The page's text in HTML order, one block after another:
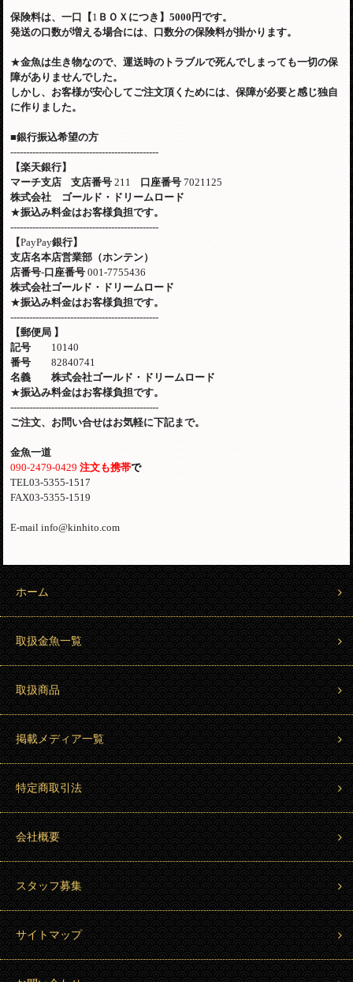
保険料は、一口【1 ＢＯＸにつき】5000 円です。
発送の口数が増える場合には、口数分の保険料が掛かります。
★金魚は生き物なので、運送時のトラブルで死んでしまっても一切の保
障がありませんでした。
しかし、お客様が安心してご注文頂くためには、保障が必要と感じ独自
に作りました。
■銀行振込希望の方
-----------------------------------------------
【楽天銀行】
マーチ支店
支店番号 211 口座番号 7021125
株式会社 ゴールド・ドリームロード
★振込み料金はお客様負担です。
-----------------------------------------------
【PayPay銀行】
支店名本店営業部（ホンテン）
店番号-口座番号 001-7755436
株式会社ゴールド・ドリームロード
★振込み料金はお客様負担です。
-----------------------------------------------
【郵便局 】
記号 10140
番号82840741
名義 株式会社ゴールド・ドリームロード
★振込み料金はお客様負担です。
-----------------------------------------------
ご注文、お問い合せはお気軽に下記まで。
金魚一道
090-2479-0429注文も携帯で
TEL03-5355-1517
FAX03-5355-1519
E-mail info@kinhito.com
ホーム
取扱金魚一覧
取扱商品
掲載メディア一覧
特定商取引法
会社概要
スタッフ募集
サイトマップ